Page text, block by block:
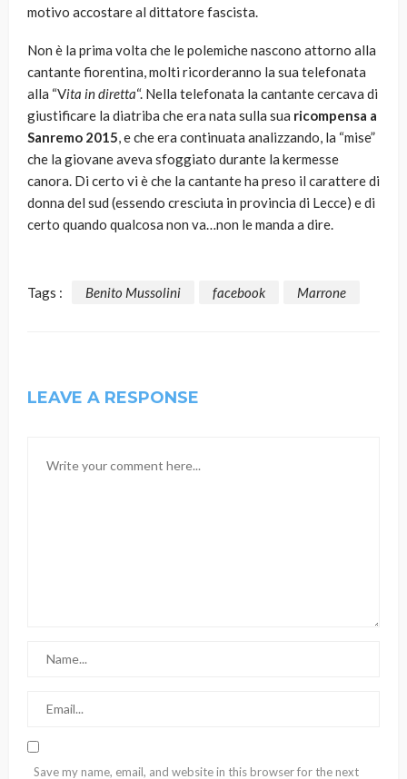
motivo accostare al dittatore fascista.
Non è la prima volta che le polemiche nascono attorno alla
cantante fiorentina, molti ricorderanno la sua telefonata
alla “Vita in diretta“. Nella telefonata la cantante cercava di
giustificare la diatriba che era nata sulla sua ricompensa a
Sanremo 2015, e che era continuata analizzando, la “mise”
che la giovane aveva sfoggiato durante la kermesse
canora. Di certo vi è che la cantante ha preso il carattere di
donna del sud (essendo cresciuta in provincia di Lecce) e di
certo quando qualcosa non va…non le manda a dire.
Tags : Benito Mussolini facebook Marrone
LEAVE A RESPONSE
Save my name, email, and website in this browser for the next